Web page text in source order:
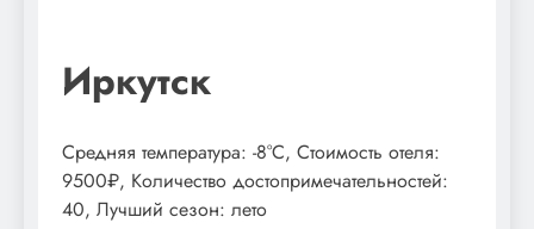
Иркутск
Средняя температура: -8°C, Стоимость отеля:
9500₽, Количество достопримечательностей:
40, Лучший сезон: лето